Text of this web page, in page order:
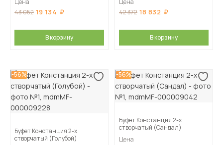
Цена
43 052 19 134
В корзину
Цена
42 372 18 832
В корзину
-56%
Буфет Констанция 2-х
створчатый (Голубой)
-56%
Буфет Констанция 2-х
створчатый (Сандал)
Цена